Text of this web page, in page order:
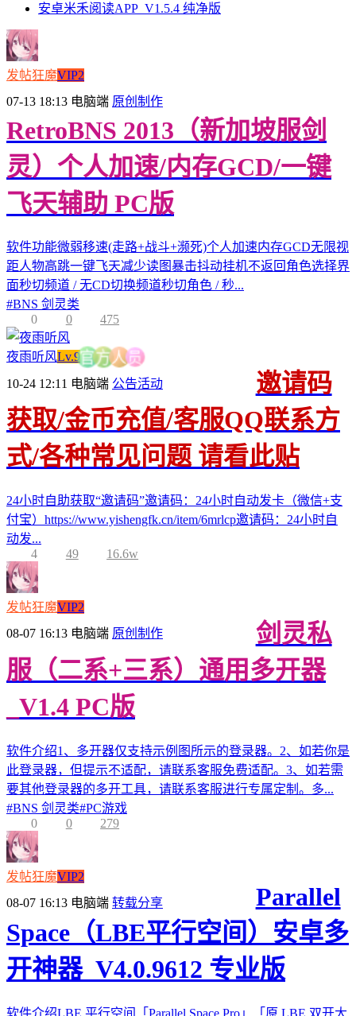
安卓米禾阅读APP_V1.5.4 纯净版
发帖狂魔VIP2
07-13 18:13 电脑端 原创制作
RetroBNS 2013（新加坡服剑
灵）个人加速/内存GCD/一键
飞天辅助 PC版
软件功能微弱移速(走路+战斗+濒死)个人加速内存GCD无限视
距人物高跳一键飞天减少读图暴击抖动挂机不返回角色选择界
面秒切频道 / 无CD切换频道秒切角色 / 秒...
#BNS 剑灵类
0
0 475
夜雨听风Lv.9官 方 人 员
10-24 12:11 电脑端 公告活动
邀请码
获取/金币充值/客服QQ联系方
式/各种常见问题 请看此贴
24小时自助获取“邀请码”邀请码：24小时自动发卡（微信+支
付宝）https://www.yishengfk.cn/item/6mrlcp邀请码：24小时自
动发...
4
49 16.6w
发帖狂魔VIP2
08-07 16:13 电脑端 原创制作
剑灵私
服（二系+三系）通用多开器
_V1.4 PC版
软件介绍1、多开器仅支持示例图所示的登录器。2、如若你是
此登录器，但提示不适配，请联系客服免费适配。3、如若需
要其他登录器的多开工具，请联系客服进行专属定制。多...
#BNS 剑灵类#PC游戏
0
0 279
发帖狂魔VIP2
08-07 16:13 电脑端 转载分享
Parallel
Space（LBE平行空间）安卓多
开神器_V4.0.9612 专业版
软件介绍LBE 平行空间「Parallel Space Pro」「原 LBE 双开大